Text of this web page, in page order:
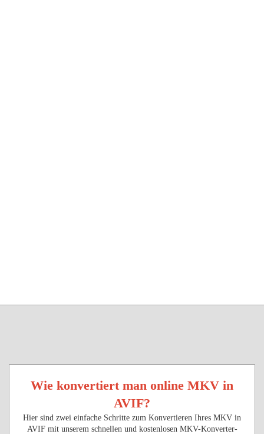
Wie konvertiert man online MKV in
AVIF?
Hier sind zwei einfache Schritte zum Konvertieren Ihres MKV in
AVIF mit unserem schnellen und kostenlosen MKV-Konverter-